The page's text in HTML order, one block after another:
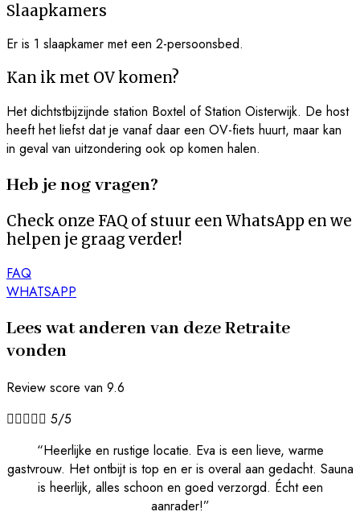
Slaapkamers
Er is 1 slaapkamer met een 2-persoonsbed.
Kan ik met OV komen?
Het dichtstbijzijnde station Boxtel of Station Oisterwijk. De host
heeft het liefst dat je vanaf daar een OV-fiets huurt, maar kan
in geval van uitzondering ook op komen halen.
Heb je nog vragen?
Check onze FAQ of stuur een WhatsApp en we
helpen je graag verder!
FAQ
WHATSAPP
Lees wat anderen van deze Retraite
vonden
Review score van 9.6
 5/5
“Heerlijke en rustige locatie. Eva is een lieve, warme
gastvrouw. Het ontbijt is top en er is overal aan gedacht. Sauna
is heerlijk, alles schoon en goed verzorgd. Écht een
aanrader!”